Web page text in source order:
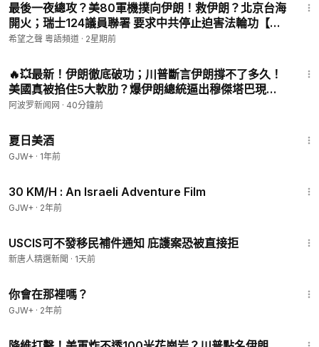
最後一夜總攻？美80軍機撲向伊朗！救伊朗？北京台海
開火；瑞士124議員聯署 要求中共停止迫害法輪功【國
際風雲】
希望之聲 粵語頻道 · 2星期前
🔥💥最新！伊朗徹底破功；川普斷言伊朗撐不了多久！
美國真被掐住5大軟肋？爆伊朗總統逼出穆傑塔巴現
身；三國各開一個價！伊朗這次能成嗎？【#熱點直擊 #
阿波罗新闻网 · 40分鐘前
夏日美酒
GJW+ · 1年前
30 KM/H : An Israeli Adventure Film
GJW+ · 2年前
USCIS可不發移民補件通知 庇護案恐被直接拒
新唐人精選新聞 · 1天前
你會在那裡嗎？
GJW+ · 2年前